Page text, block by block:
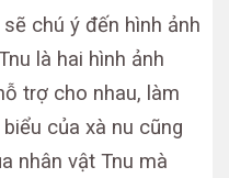
chú ý đến hình ảnh
là hai hình ảnh
trợ cho nhau, làm
của xà nu cũng
nhân vật Tnu mà